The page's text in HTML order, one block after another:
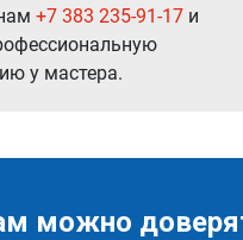
+7 383 235-91-17 и
у мастера.
можно